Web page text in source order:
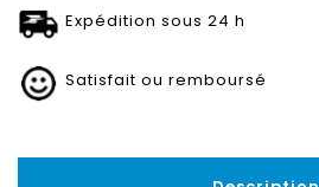
Expédition sous 24 h
Satisfait ou remboursé